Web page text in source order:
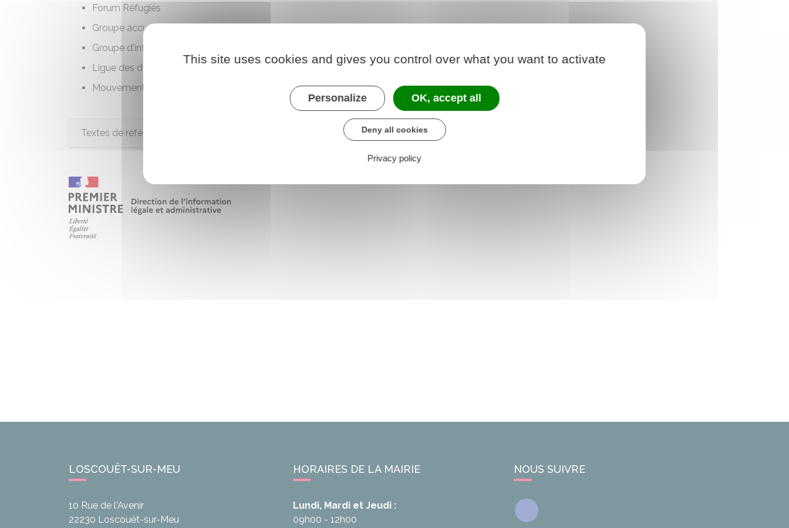
Forum Réfugiés
Groupe accueil et solidarité (GAS)
Groupe d'information et de soutien des immigrés (Gisti)
Ligue des droits de l'Homme (LDH)
Mouvement contre le racisme et pour l'amitié entre les peuples (MRAP).
Textes de référence
LOSCOUËT-SUR-MEU
10 Rue de l'Avenir
22230 Loscouët-sur-Meu
HORAIRES DE LA MAIRIE
Lundi, Mardi et Jeudi :
09h00 - 12h00
NOUS SUIVRE
Facebook
This site uses cookies and gives you control over what you want to activate
Personalize OK, accept all
Deny all cookies
Privacy policy